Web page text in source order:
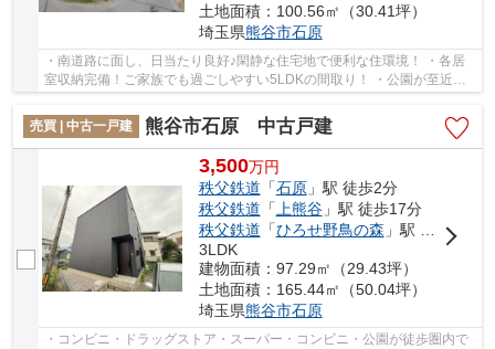
土地面積：100.56㎡（30.41坪）
埼玉県熊谷市石原
・南道路に面し、日当たり良好♪閑静な住宅地で便利な住環境！ ・各居
室収納完備！ご家族でも過ごしやすい5LDKの間取り！ ・公園が至近に
あり、気軽にお散歩や遊びに行けます いつでも...
売買 | 中古一戸建
熊谷市石原 中古戸建
3,500万円
秩父鉄道 「石原」駅 徒歩2分
秩父鉄道 「上熊谷」駅 徒歩17分
秩父鉄道 「ひろせ野鳥の森 」駅 徒歩23分
3LDK
建物面積：97.29㎡（29.43坪）
土地面積：165.44㎡（50.04坪）
埼玉県熊谷市石原
・コンビニ・ドラッグストア・スーパー・コンビニ・公園が徒歩圏内で